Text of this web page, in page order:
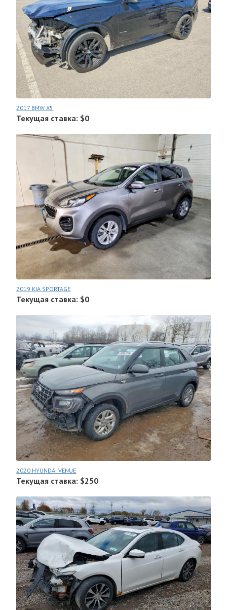
2017 BMW X5
Текущая ставка: $0
2019 KIA SPORTAGE
Текущая ставка: $0
2020 HYUNDAI VENUE
Текущая ставка: $250